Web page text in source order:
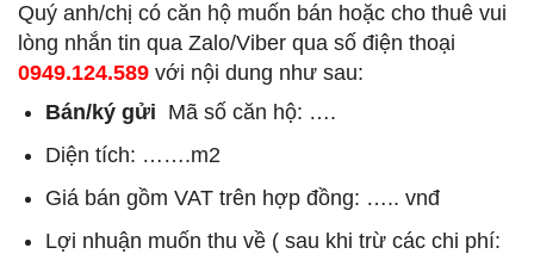
Quý anh/chị có căn hộ muốn bán hoặc cho thuê vui
lòng nhắn tin qua Zalo/Viber qua số điện thoại
0949.124.589 với nội dung như sau:
Bán/ký gửi Mã số căn hộ: ….
Diện tích: …….m2
Giá bán gồm VAT trên hợp đồng: ….. vnđ
Lợi nhuận muốn thu về ( sau khi trừ các chi phí: